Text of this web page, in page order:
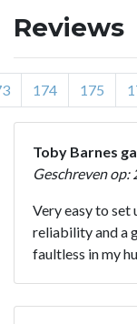
Reviews
174 175
Toby Barnes
Geschreven
Very easy to set
reliability and a
faultless in my